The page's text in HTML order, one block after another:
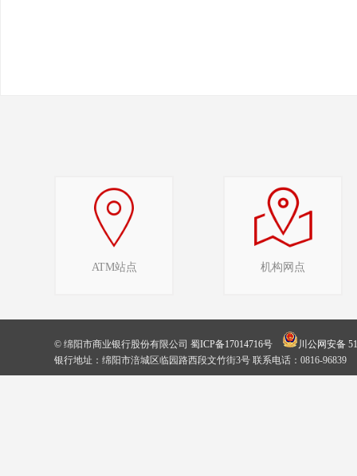
ATM站点 机构网点
© 绵阳市商业银行股份有限公司 蜀ICP备17014716号
川公网安备
银行地址：绵阳市涪城区临园路西段文竹街3号 联系电话：0816-96839